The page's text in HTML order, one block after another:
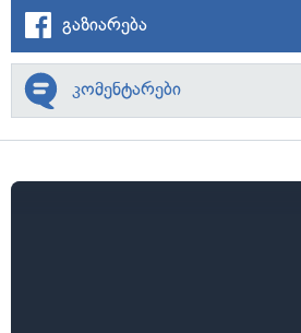
გაზიარება
კომენტარები